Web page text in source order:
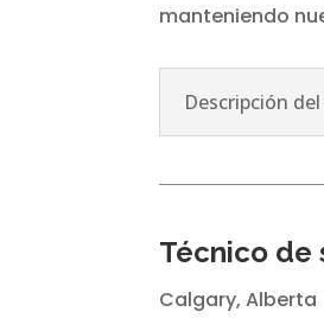
manteniendo
Descripción
Técnico de
Calgary, Alberta